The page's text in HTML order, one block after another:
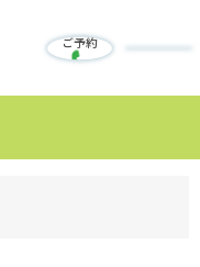
ご予約